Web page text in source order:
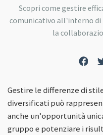
Scopri come gestire
comunicativo all'interno
la
Gestire le differenze di
diversificati può
anche un'opportunità
gruppo e potenziare i